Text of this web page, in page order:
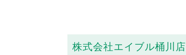
株式会社エイブル桶川店